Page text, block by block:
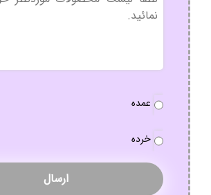
عنوان
نوع
عمده
خرده